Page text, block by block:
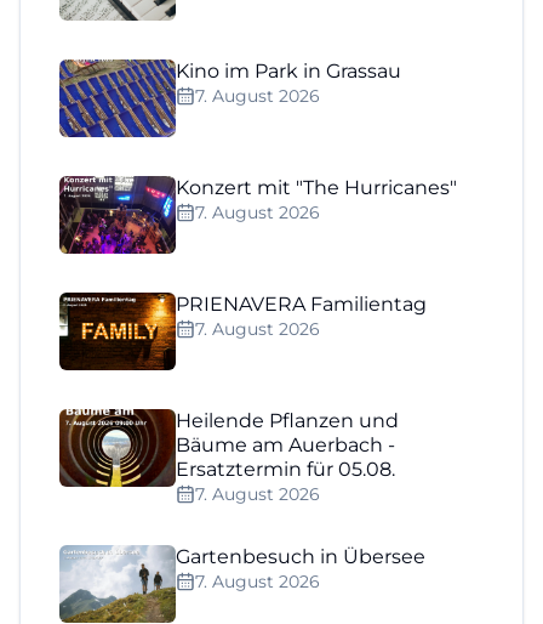
Kino im Park in Grassau
7. August 2026
Konzert mit "The Hurricanes"
7. August 2026
PRIENAVERA Familientag
7. August 2026
Heilende Pflanzen und
Bäume am Auerbach -
Ersatztermin für 05.08.
7. August 2026
Gartenbesuch in Übersee
7. August 2026